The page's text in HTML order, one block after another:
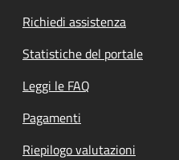
Richiedi assistenza
Statistiche del portale
Leggi le FAQ
Pagamenti
Riepilogo valutazioni